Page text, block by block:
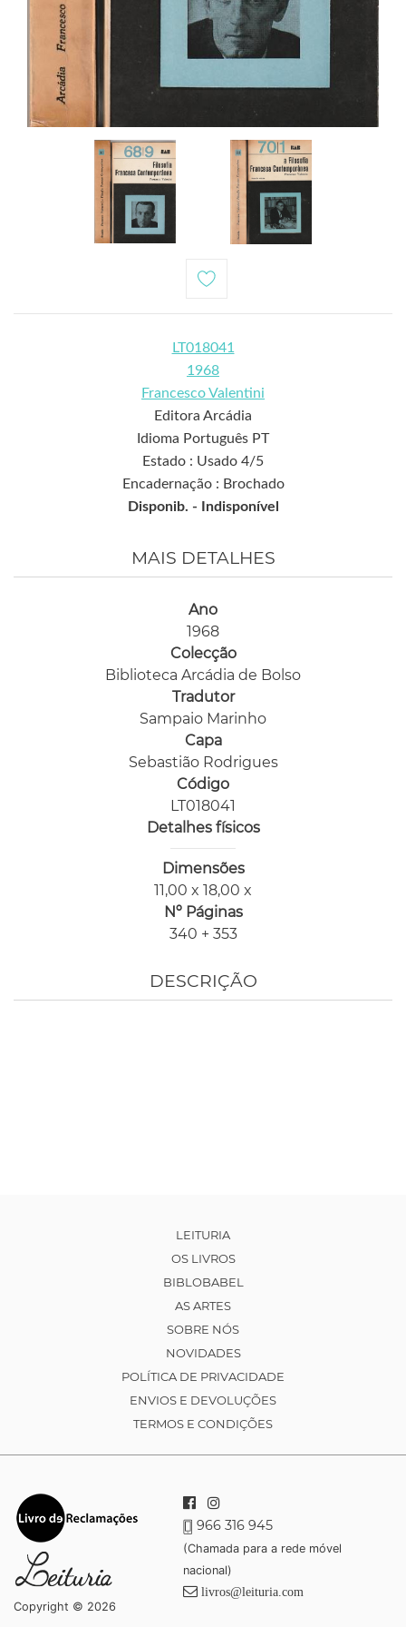
LT018041
1968
Francesco Valentini
Editora Arcádia
Idioma Português PT
Estado : Usado 4/5
Encadernação : Brochado
Disponib. -
Indisponível
MAIS DETALHES
Ano
1968
Colecção
Biblioteca Arcádia de Bolso
Tradutor
Sampaio Marinho
Capa
Sebastião Rodrigues
Código
LT018041
Detalhes físicos
Dimensões
11,00 x 18,00 x
Nº Páginas
340 + 353
DESCRIÇÃO
LEITURIA
OS LIVROS
BIBLOBABEL
AS ARTES
SOBRE NÓS
NOVIDADES
POLÍTICA DE PRIVACIDADE
ENVIOS E DEVOLUÇÕES
TERMOS E CONDIÇÕES
Copyright © 2026
966 316 945
(Chamada para a rede móvel
nacional)
livros@leituria.com